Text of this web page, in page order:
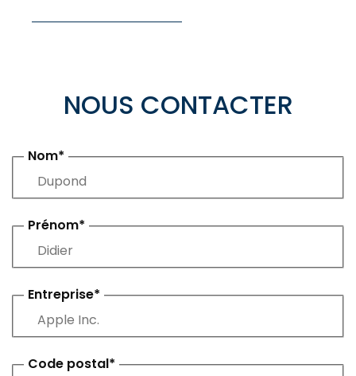
NOUS CONTACTER
Nom*
Prénom*
Entreprise*
Code postal*